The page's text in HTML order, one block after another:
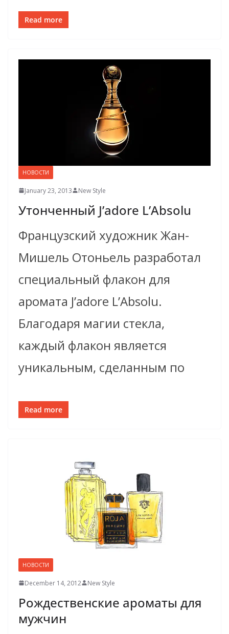
Read more
НОВОСТИ
January 23, 2013 New Style
Утонченный J’adore L’Absolu
Французский художник Жан-
Мишель Отоньель разработал
специальный флакон для
аромата J’adore L’Absolu.
Благодаря магии стекла,
каждый флакон является
уникальным, сделанным по
Read more
НОВОСТИ
December 14, 2012 New Style
Рождественские ароматы для
мужчин